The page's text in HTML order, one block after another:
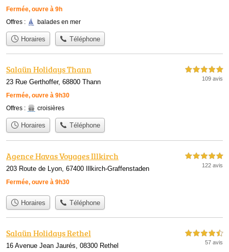
Fermée, ouvre à 9h
Offres : balades en mer
Horaires Téléphone
Salaün Holidays Thann
23 Rue Gerthoffer, 68800 Thann
Fermée, ouvre à 9h30
5,0 étoiles sur 5
109 avis
Offres : croisières
Horaires Téléphone
Agence Havas Voyages Illkirch
203 Route de Lyon, 67400 Illkirch-Graffenstaden
Fermée, ouvre à 9h30
5,0 étoiles sur 5
122 avis
Horaires Téléphone
Salaün Holidays Rethel
16 Avenue Jean Jaurés, 08300 Rethel
4,5 étoiles sur 5
57 avis